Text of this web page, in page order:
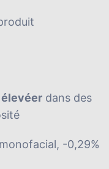
élevéer dans des
-0,29%